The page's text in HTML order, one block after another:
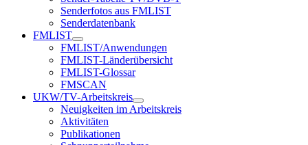
Senderfotos aus FMLIST
Senderdatenbank
FMLIST
FMLIST/Anwendungen
FMLIST-Länderübersicht
FMLIST-Glossar
FMSCAN
UKW/TV-Arbeitskreis
Neuigkeiten im Arbeitskreis
Aktivitäten
Publikationen